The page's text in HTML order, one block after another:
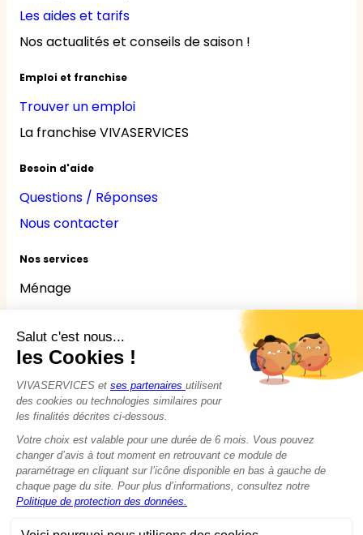
Les aides et tarifs
Nos actualités et conseils de saison !
Emploi et franchise
Trouver un emploi
La franchise VIVASERVICES
Besoin d'aide
Questions / Réponses
Nous contacter
Nos services
Ménage
Jardinage
Bricolage
Nounou
Seniors
Handicaps
© 2015 - 2026VIVASERVICES
Modifier vos préférences en matière de cookies